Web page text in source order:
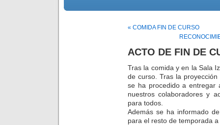
« COMIDA FIN DE CURSO
ACTO DE FIN DE
Tras la comida y en la Sala
de curso. Tras la
se ha procedido a entregar
nuestros colaboradores y
para todos.
Además se ha informado
para el resto de temporada